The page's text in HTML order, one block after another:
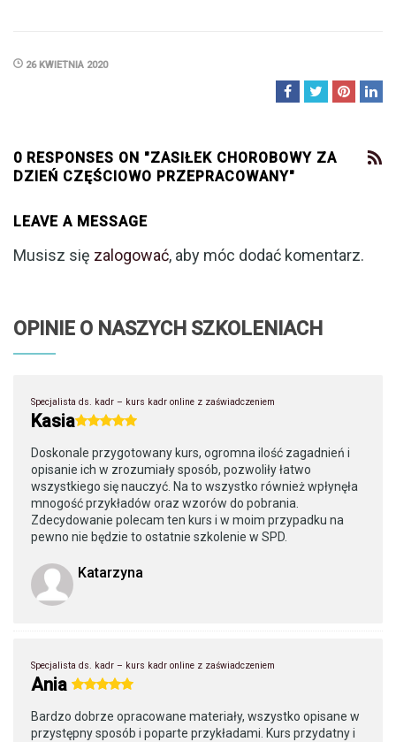
26 KWIETNIA 2020
0 RESPONSES ON "ZASIŁEK CHOROBOWY ZA
DZIEŃ CZĘŚCIOWO PRZEPRACOWANY"
LEAVE A MESSAGE
Musisz się zalogować, aby móc dodać komentarz.
OPINIE O NASZYCH SZKOLENIACH
Specjalista ds. kadr – kurs kadr online z zaświadczeniem
Kasia
Doskonale przygotowany kurs, ogromna ilość zagadnień i
opisanie ich w zrozumiały sposób, pozwoliły łatwo
wszystkiego się nauczyć. Na to wszystko również wpłynęła
mnogość przykładów oraz wzorów do pobrania.
Zdecydowanie polecam ten kurs i w moim przypadku na
pewno nie będzie to ostatnie szkolenie w SPD.
Katarzyna
Specjalista ds. kadr – kurs kadr online z zaświadczeniem
Ania
Bardzo dobrze opracowane materiały, wszystko opisane w
przystępny sposób i poparte przykładami. Kurs przydatny i